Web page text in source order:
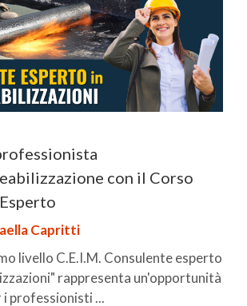
con il Corso
Capritti
livello C.E.I.M. Consulente esperto
rappresenta un'opportunità
professionisti ...